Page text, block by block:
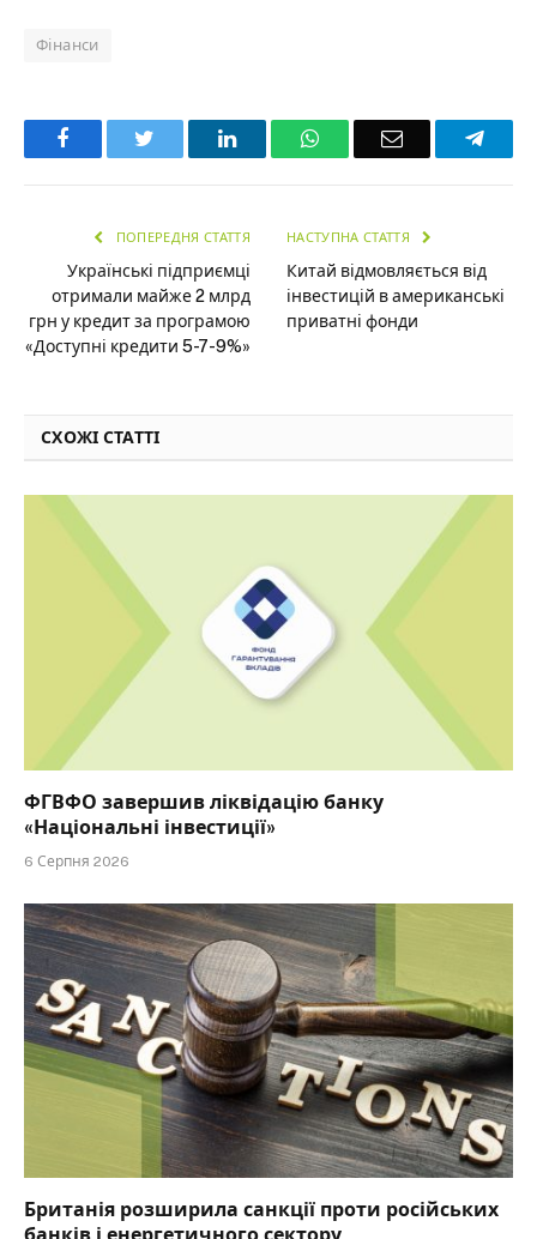
Фінанси
Facebook LinkedInWhatsAppEmail
ПОПЕРЕДНЯ СТАТТЯ
Українські підприємці
отримали майже 2 млрд
грн у кредит за програмою
«Доступні кредити 5-7-9%»
НАСТУПНА СТАТТЯ
Китай відмовляється від
інвестицій в американські
приватні фонди
СХОЖІ СТАТТІ
ФГВФО завершив ліквідацію банку
«Національні інвестиції»
6 Серпня 2026
Британія розширила санкції проти російських